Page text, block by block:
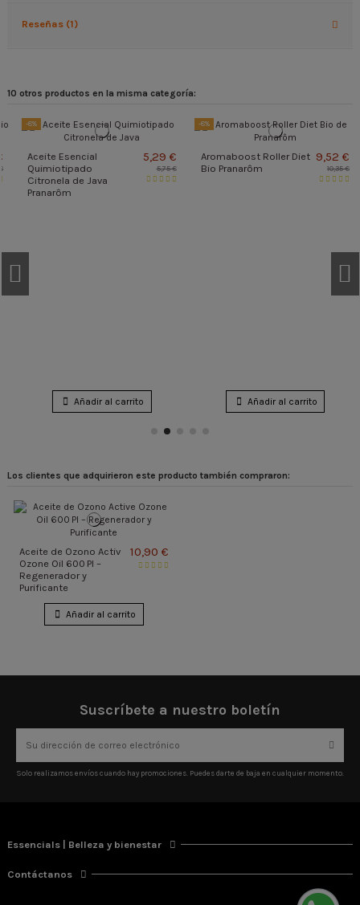
Reseñas (1)
10 otros productos en la misma categoría:
-8%
Aceite Esencial
Quimiotipado
Citronela de Java
Pranarôm
5,29 €
5,75 €
Añadir al carrito
-8%
Aromaboost Roller Diet
Bio Pranarôm
9,52 €
10,35 €
Añadir al carrito
Los clientes que adquirieron este producto también compraron:
Aceite de Ozono Activ
Ozone Oil 600 PI –
Regenerador y
Purificante
10,90 €
Añadir al carrito
Suscríbete a nuestro boletín
Solo realizamos envíos cuando hay promociones. Puedes darte de baja en cualquier momento.
Essencials | Belleza y bienestar
Contáctanos